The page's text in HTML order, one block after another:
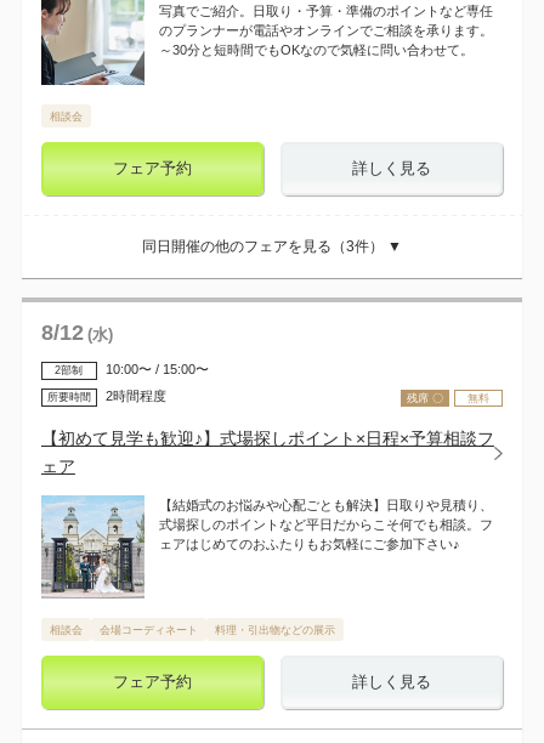
写真でご紹介。日取り・予算・準備のポイントなど専任
のプランナーが電話やオンラインでご相談を承ります。
～30分と短時間でもOKなので気軽に問い合わせて。
相談会
フェア予約 詳しく見る
同日開催の他のフェアを見る（3件） ▼
8/12 (水)
残席 〇 無料
2部制 10:00〜 / 15:00〜
所要時間 2時間程度
【初めて見学も歓迎♪】式場探しポイント×日程×予算相談フ
ェア
【結婚式のお悩みや心配ごとも解決】日取りや見積り、
式場探しのポイントなど平日だからこそ何でも相談。フ
ェアはじめてのおふたりもお気軽にご参加下さい♪
相談会 会場コーディネート 料理・引出物などの展示
フェア予約 詳しく見る